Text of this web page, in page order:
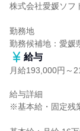
株式会社愛媛ソフ
勤務地
勤務候補地：愛媛
給与
月給193,000円～
給与詳細
※基本給・固定残